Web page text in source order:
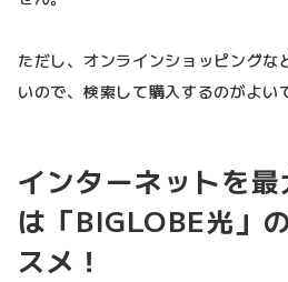
ただし、オンラインショッピングな
いので、検索して購入するのがよい
インターネットを
は「BIGLOBE光」
スメ！